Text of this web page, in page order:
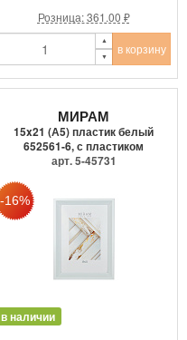
Розница: 361.00 ₽
в корзину
МИРАМ
15x21 (А5) пластик белый
652561-6, с пластиком
арт. 5-45731
в наличии